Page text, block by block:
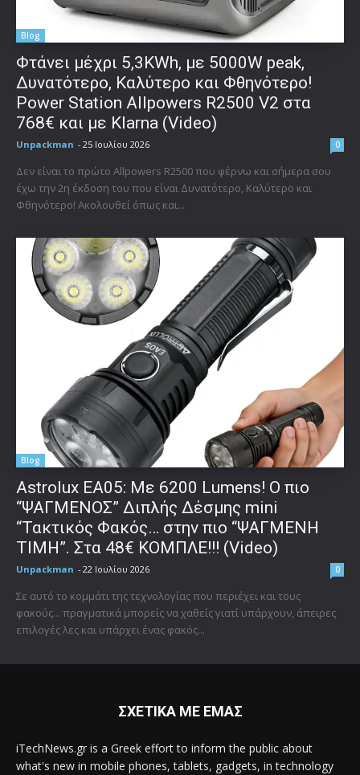
Blog
Φτάνει μέχρι 5,3KWh, με 5000W peak,
Δυνατότερο, Καλύτερο και Φθηνότερο!
Power Station Allpowers R2500 V2 στα
768€ και με Klarna (Video)
Unpackman - 25 Ιουλίου 2026 0
Δεν είναι το πρώτο Allpowers R2500 που φέρνω και σήμερα σου
έχω την 2η έκδοση του που είναι Δυνατότερο, Καλύτερο και
Φθηνότερο! Ακολουθεί όπως και...
Blog
Astrolux ΕΑ05: Με 6200 Lumens! Ο πιο
“ΨΑΓΜΕΝΟΣ” Διπλής Δέσμης mini
“Τακτικός Φακός… στην πιο “ΨΑΓΜΕΝΗ
ΤΙΜΗ”. Στα 48€ ΚΟΜΠΛΕ!!! (Video)
Unpackman - 22 Ιουλίου 2026 0
Σε αυτό το κομμάτι της τεχνολογίας που περιέχει και τους
φακούς... πραγματικά μπορείς να χαθείς γιατί υπάρχουν, άπειρες
επιλογές λες και υπάρχει ένας φακός...
ΣΧΕΤΙΚΑ ΜΕ ΕΜΑΣ
iTechNews.gr is a Greek effort to inform the public about
what's new in mobile phones, tablets, gadgets, in technology